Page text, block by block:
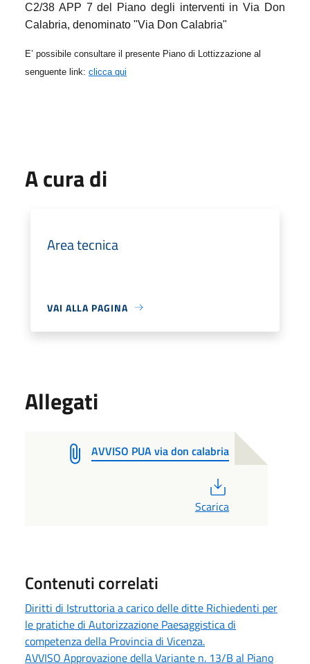
C2/38 APP 7 del Piano degli interventi in Via Don
Calabria, denominato "Via Don Calabria"
E’ possibile consultare il presente Piano di Lottizzazione al
senguente link: clicca qui
A cura di
Area tecnica
VAI ALLA PAGINA
Allegati
AVVISO PUA via don calabria
Scarica
Contenuti correlati
Diritti di Istruttoria a carico delle ditte Richiedenti per
le pratiche di Autorizzazione Paesaggistica di
competenza della Provincia di Vicenza.
AVVISO Approvazione della Variante n. 13/B al Piano